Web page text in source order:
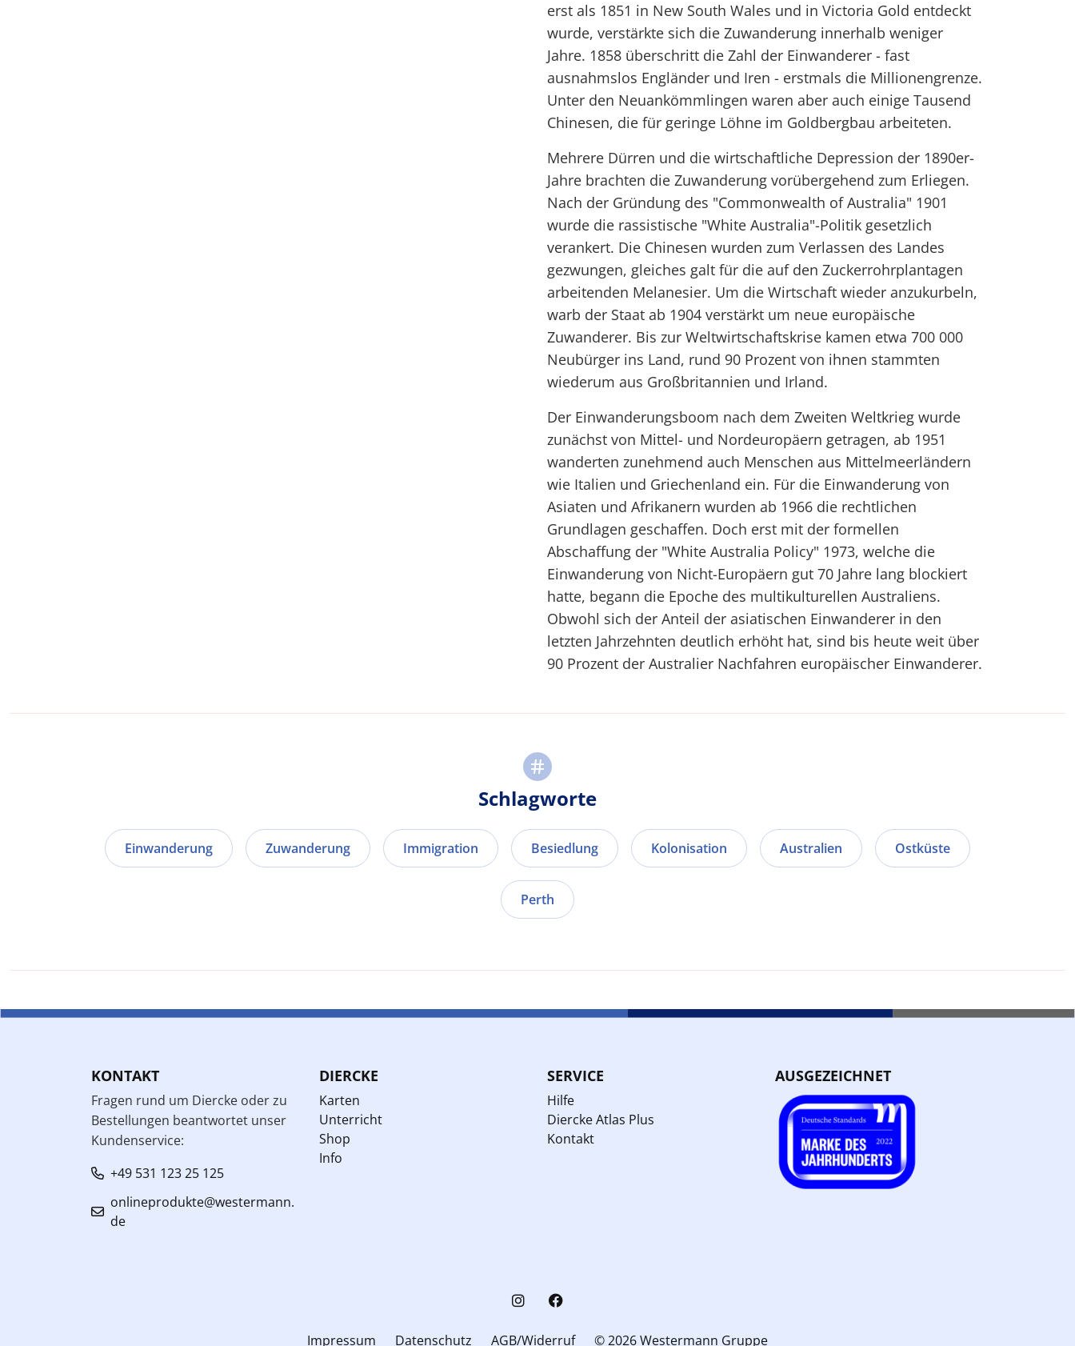
erst als 1851 in New South Wales und in Victoria Gold entdeckt
wurde, verstärkte sich die Zuwanderung innerhalb weniger
Jahre. 1858 überschritt die Zahl der Einwanderer - fast
ausnahmslos Engländer und Iren - erstmals die Millionengrenze.
Unter den Neuankömmlingen waren aber auch einige Tausend
Chinesen, die für geringe Löhne im Goldbergbau arbeiteten.
Mehrere Dürren und die wirtschaftliche Depression der 1890er-
Jahre brachten die Zuwanderung vorübergehend zum Erliegen.
Nach der Gründung des "Commonwealth of Australia" 1901
wurde die rassistische "White Australia"-Politik gesetzlich
verankert. Die Chinesen wurden zum Verlassen des Landes
gezwungen, gleiches galt für die auf den Zuckerrohrplantagen
arbeitenden Melanesier. Um die Wirtschaft wieder anzukurbeln,
warb der Staat ab 1904 verstärkt um neue europäische
Zuwanderer. Bis zur Weltwirtschaftskrise kamen etwa 700 000
Neubürger ins Land, rund 90 Prozent von ihnen stammten
wiederum aus Großbritannien und Irland.
Der Einwanderungsboom nach dem Zweiten Weltkrieg wurde
zunächst von Mittel- und Nordeuropäern getragen, ab 1951
wanderten zunehmend auch Menschen aus Mittelmeerländern
wie Italien und Griechenland ein. Für die Einwanderung von
Asiaten und Afrikanern wurden ab 1966 die rechtlichen
Grundlagen geschaffen. Doch erst mit der formellen
Abschaffung der "White Australia Policy" 1973, welche die
Einwanderung von Nicht-Europäern gut 70 Jahre lang blockiert
hatte, begann die Epoche des multikulturellen Australiens.
Obwohl sich der Anteil der asiatischen Einwanderer in den
letzten Jahrzehnten deutlich erhöht hat, sind bis heute weit über
90 Prozent der Australier Nachfahren europäischer Einwanderer.
Schlagworte
Einwanderung Zuwanderung Immigration Besiedlung Kolonisation Australien Ostküste
Perth
KONTAKT
Fragen rund um Diercke oder zu
Bestellungen beantwortet unser
Kundenservice:
+49 531 123 25 125
onlineprodukte@westermann.
de
DIERCKE
Karten
Unterricht
Shop
Info
SERVICE
Hilfe
Diercke Atlas Plus
Kontakt
AUSGEZEICHNET
Impressum Datenschutz AGB/Widerruf © 2026 Westermann Gruppe